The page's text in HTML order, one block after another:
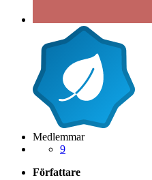
Medlemmar
9
Författare